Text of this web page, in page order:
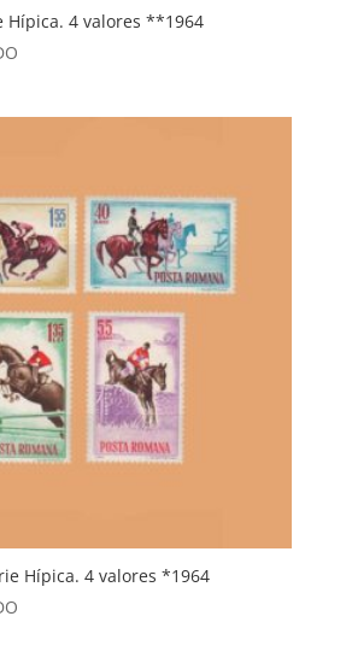
Hípica. 4 valores **1964
Hípica. 4 valores *1964